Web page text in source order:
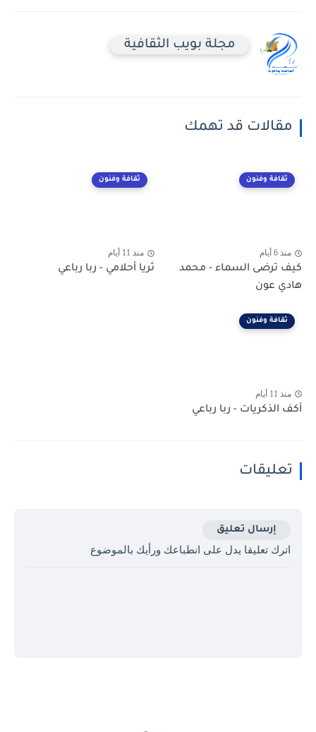
مجلة بويب الثقافية
مقالات قد تهمك
ثقافة وفنون
منذ 6 أيام
كيف ترضى السماء - محمد
هادي عون
ثقافة وفنون
منذ 11 أيام
ثريا أحلامي - ربا رباعي
ثقافة وفنون
منذ 11 أيام
أكف الذكريات - ربا رباعي
تعليقات
إرسال تعليق
اترك تعليقا يدل على انطباعك ورأيك بالموضوع